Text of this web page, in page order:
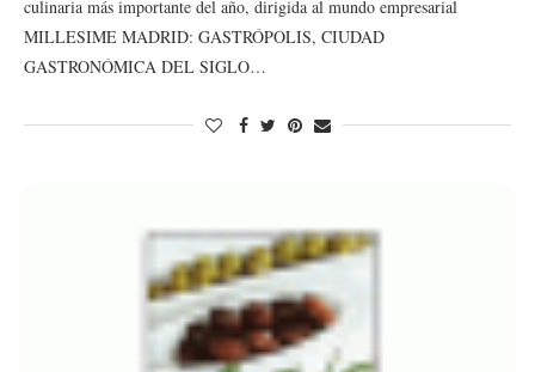
culinaria más importante del año, dirigida al mundo empresarial
MILLESIME MADRID: GASTRÓPOLIS, CIUDAD
GASTRONÓMICA DEL SIGLO…